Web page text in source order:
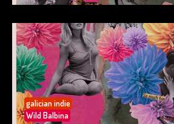
galician indie
Wild Balbina